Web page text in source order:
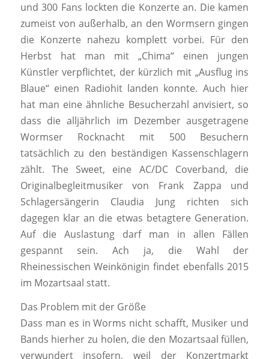
und 300 Fans lockten die Konzerte an. Die kamen
zumeist von außerhalb, an den Wormsern gingen
die Konzerte nahezu komplett vorbei. Für den
Herbst hat man mit „Chima“ einen jungen
Künstler verpflichtet, der kürzlich mit „Ausflug ins
Blaue“ einen Radiohit landen konnte. Auch hier
hat man eine ähnliche Besucherzahl anvisiert, so
dass die alljährlich im Dezember ausgetragene
Wormser Rocknacht mit 500 Besuchern
tatsächlich zu den beständigen Kassenschlagern
zählt. The Sweet, eine AC/DC Coverband, die
Originalbegleitmusiker von Frank Zappa und
Schlagersängerin Claudia Jung richten sich
dagegen klar an die etwas betagtere Generation.
Auf die Auslastung darf man in allen Fällen
gespannt sein. Ach ja, die Wahl der
Rheinessischen Weinkönigin findet ebenfalls 2015
im Mozartsaal statt.
Das Problem mit der Größe
Dass man es in Worms nicht schafft, Musiker und
Bands hierher zu holen, die den Mozartsaal füllen,
verwundert insofern, weil der Konzertmarkt